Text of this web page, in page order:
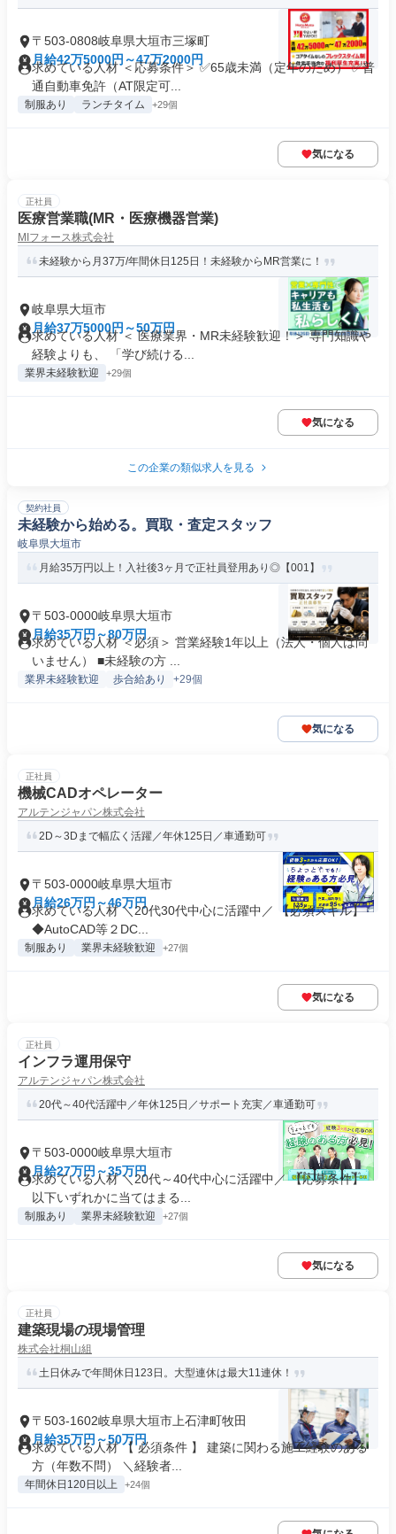
〒503-0808岐阜県大垣市三塚町
月給42万5000円～47万2000円
求めている人材 ＜応募条件＞ ✅65歳未満（定年のため） ✅普
通自動車免許（AT限定可...
制服あり ランチタイム +29個
気になる
正社員
医療営業職(MR・医療機器営業)
MIフォース株式会社
未経験から月37万/年間休日125日！未経験からMR営業に！
岐阜県大垣市
月給37万5000円～50万円
求めている人材 ＜ 医療業界・MR未経験歓迎！＞ 専門知識や
経験よりも、 「学び続ける...
業界未経験歓迎 +29個
気になる
この企業の類似求人を見る
契約社員
未経験から始める。買取・査定スタッフ
岐阜県大垣市
月給35万円以上！入社後3ヶ月で正社員登用あり◎【001】
〒503-0000岐阜県大垣市
月給35万円～80万円
求めている人材 ＜必須＞ 営業経験1年以上（法人・個人は問
いません） ■未経験の方 ...
業界未経験歓迎 歩合給あり +29個
気になる
正社員
機械CADオペレーター
アルテンジャパン株式会社
2D～3Dまで幅広く活躍／年休125日／車通勤可
〒503-0000岐阜県大垣市
月給26万円～46万円
求めている人材 ＼20代30代中心に活躍中／ 【必須スキル】
◆AutoCAD等２DC...
制服あり 業界未経験歓迎 +27個
気になる
正社員
インフラ運用保守
アルテンジャパン株式会社
20代～40代活躍中／年休125日／サポート充実／車通勤可
〒503-0000岐阜県大垣市
月給27万円～35万円
求めている人材 ＼20代～40代中心に活躍中／ 【応募条件】
以下いずれかに当てはまる...
制服あり 業界未経験歓迎 +27個
気になる
正社員
建築現場の現場管理
株式会社桐山組
土日休みで年間休日123日。大型連休は最大11連休！
〒503-1602岐阜県大垣市上石津町牧田
月給35万円～50万円
求めている人材 【 必須条件 】 建築に関わる施工経験のある
方（年数不問） ＼経験者...
年間休日120日以上 +24個